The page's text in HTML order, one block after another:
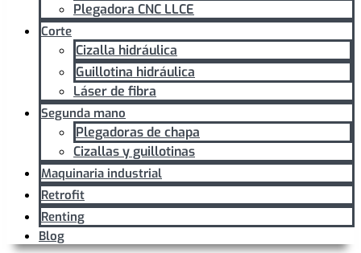
Plegadora CNC LLCE
Corte
Cizalla hidráulica
Guillotina hidráulica
Láser de fibra
Segunda mano
Plegadoras de chapa
Cizallas y guillotinas
Maquinaria industrial
Retrofit
Renting
Blog